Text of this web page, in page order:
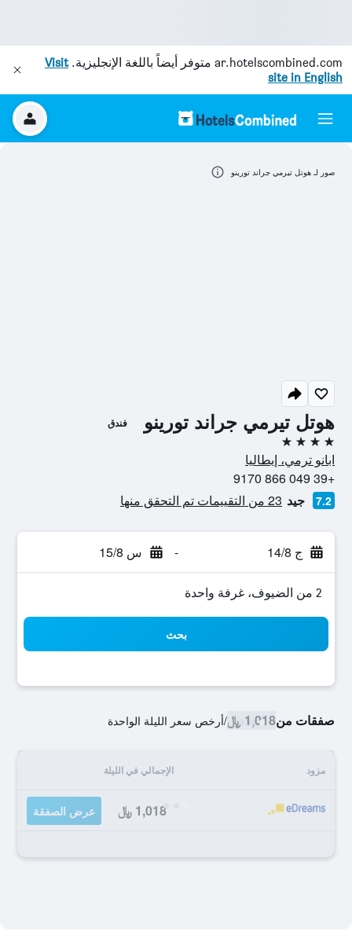
ar.hotelscombined.com متوفر أيضاً باللغة الإنجليزية.Visit
site in English
هوتل تيرمي جراند تورينو فندق
4 نجوم
ابانو ترمي، إيطاليا
+39 049 866 9170
7.2 جيد 23 من التقييمات تم التحقق منها
ج 14/8 - س 15/8
2 من الضيوف، غرفة واحدة
بحث
صفقات من1,018 ﷼ /أرخص سعر الليلة الواحدة
مزود الإجمالي في الليلة
1,018 ﷼ عرض الصفقة
صور لـ هوتل تيرمي جراند تورينو